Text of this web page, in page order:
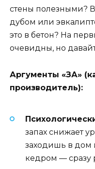
стены полезными?
дубом или
это в бетон? На
очевидны, но
Аргументы «ЗА»
производитель):
запах снижает
заходишь в дом
кедром — сразу